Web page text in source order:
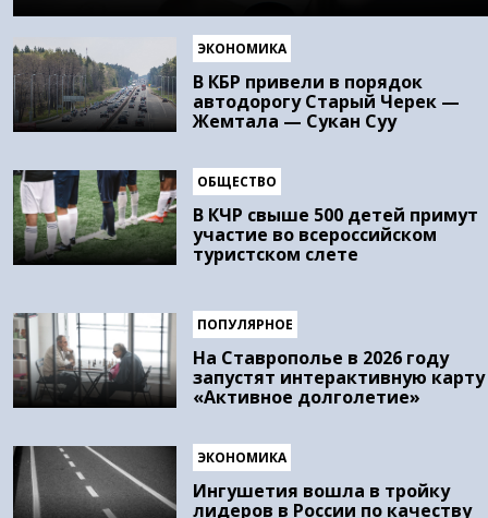
ЭКОНОМИКА
В КБР привели в порядок
автодорогу Старый Черек —
Жемтала — Сукан Суу
ОБЩЕСТВО
В КЧР свыше 500 детей примут
участие во всероссийском
туристском слете
ПОПУЛЯРНОЕ
На Ставрополье в 2026 году
запустят интерактивную карту
«Активное долголетие»
ЭКОНОМИКА
Ингушетия вошла в тройку
лидеров в России по качеству